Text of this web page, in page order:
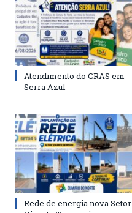
Atendimento do CRAS em
Serra Azul
Rede de energia nova Setor